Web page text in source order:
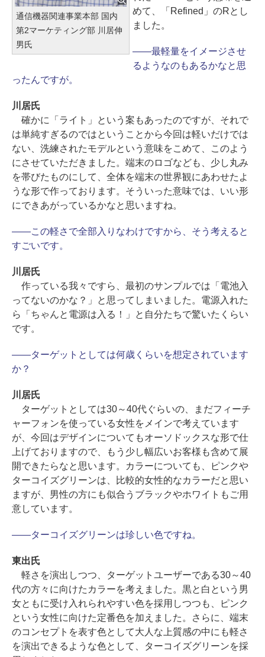
通信機器関連事業本部 国内
第2マーケティング部 川居伸
男氏
めて、「Refined」のRとし
ました。
――最軽量をイメージさせ
るようなのもあるかなと思
ったんですが。
川居氏
確かに「ライト」という案もあったのですが、それで
は単純すぎるのではということから今回は軽いだけでは
ない、洗練されたモデルという意味をこめて、このよう
にさせていただきました。端末のロゴなども、少し丸み
を帯びたものにして、全体を端末の世界観にあわせたよ
うな形で作っております。そういった意味では、いい形
にできあがっているかなと思いますね。
――この軽さで全部入りなわけですから、そう考えると
すごいです。
川居氏
作っている我々ですら、最初のサンプルでは「電池入
ってないのかな？」と思ってしまいました。電源入れた
ら「ちゃんと電源は入る！」と自分たちで驚いたくらい
です。
――ターゲットとしては何歳くらいを想定されています
か？
川居氏
ターゲットとしては30～40代ぐらいの、まだフィーチ
ャーフォンを使っている女性をメインで考えています
が、今回はデザインについてもオーソドックスな形で仕
上げておりますので、もう少し幅広いお客様も含めて展
開できたらなと思います。カラーについても、ピンクや
ターコイズグリーンは、比較的女性的なカラーだと思い
ますが、男性の方にも似合うブラックやホワイトもご用
意しています。
――ターコイズグリーンは珍しい色ですね。
東出氏
軽さを演出しつつ、ターゲットユーザーである30～40
代の方々に向けたカラーを考えました。黒と白という男
女ともに受け入れられやすい色を採用しつつも、ピンク
という女性に向けた定番色を加えました。さらに、端末
のコンセプトを表す色として大人な上質感の中にも軽さ
を演出できるような色として、ターコイズグリーンを採